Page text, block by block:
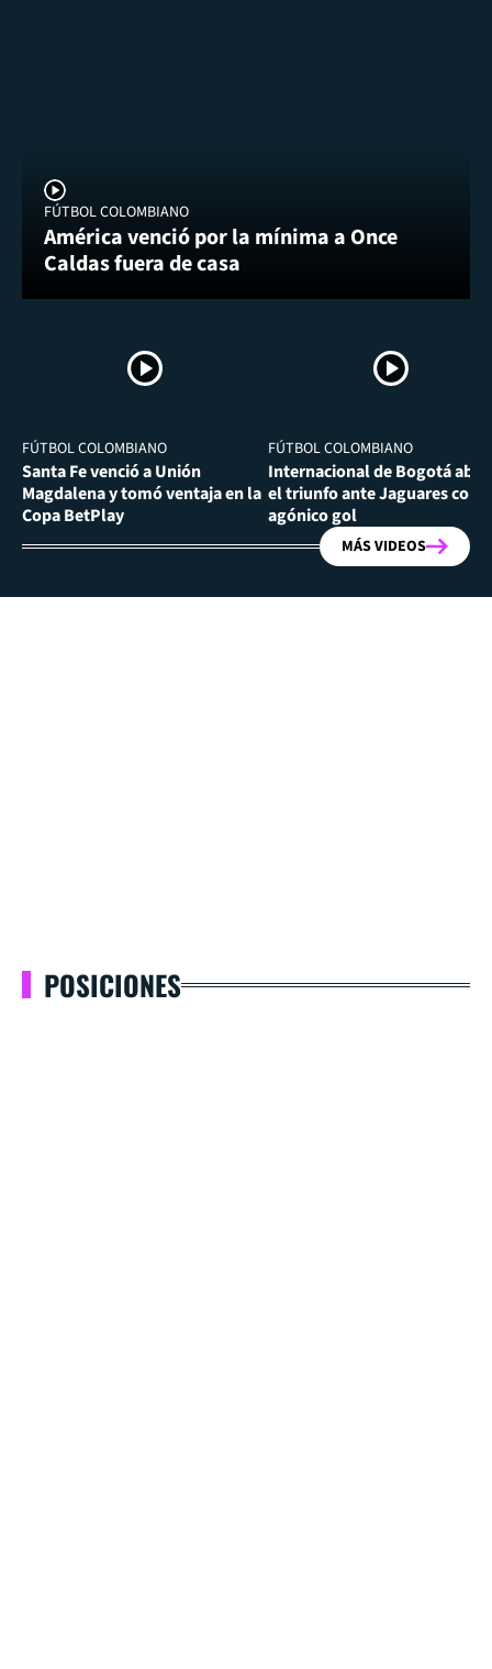
FÚTBOL COLOMBIANO
América venció por la mínima a Once
Caldas fuera de casa
FÚTBOL COLOMBIANO
Santa Fe venció a Unión
Magdalena y tomó ventaja en la
Copa BetPlay
FÚTBOL COLOMBIANO
Internacional de Bogotá
el triunfo ante Jaguares con
agónico gol
MÁS VIDEOS
POSICIONES